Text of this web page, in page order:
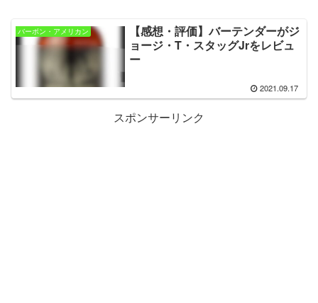
バーボン・アメリカン
【感想・評価】バーテンダーがジ
ョージ・T・スタッグJrをレビュ
ー
2021.09.17
スポンサーリンク